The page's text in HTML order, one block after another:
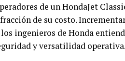
de un HondaJet
de su costo.
ingenieros de Honda
y versatilidad operativa.